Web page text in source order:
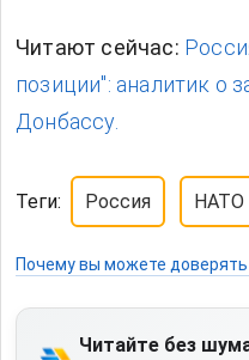
Читают сейчас:
позиции": аналитик о
Донбассу.
Теги: Россия НАТО
Почему вы можете
Читайте без